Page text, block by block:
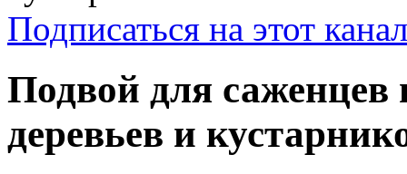
Подписаться на этот
Подвой для саженцев
деревьев и